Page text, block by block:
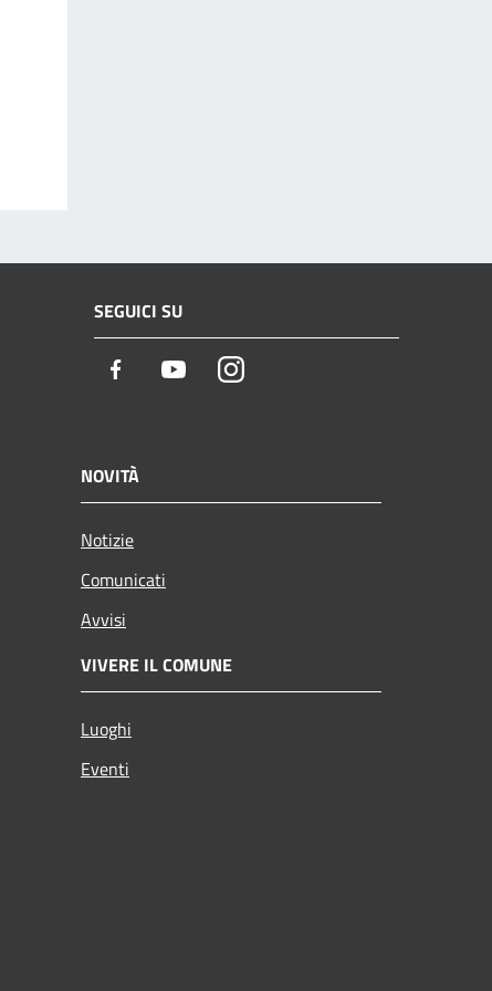
SEGUICI SU
Facebook YoutubeInstagram
NOVITÀ
Notizie
Comunicati
Avvisi
VIVERE IL COMUNE
Luoghi
Eventi